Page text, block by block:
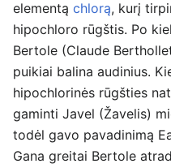
elementą chlorą, kurį
hipochloro rūgštis. Po
Bertole (Claude
puikiai balina audinius.
hipochlorinės rūgšties
gaminti Javel (Žavelis)
todėl gavo pavadinimą
Gana greitai Bertole